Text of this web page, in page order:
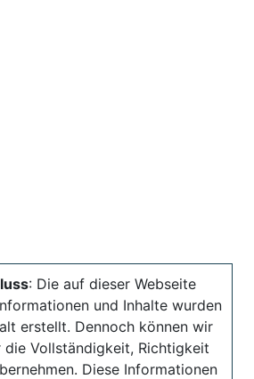
: Die auf dieser Webseite
und Inhalte wurden
erstellt. Dennoch können wir
die Vollständigkeit, Richtigkeit
Diese Informationen